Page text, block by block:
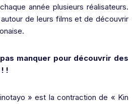
année plusieurs réalisateurs.
de leurs films et de découvrir
manquer pour découvrir des
!
» est la contraction de « Kin